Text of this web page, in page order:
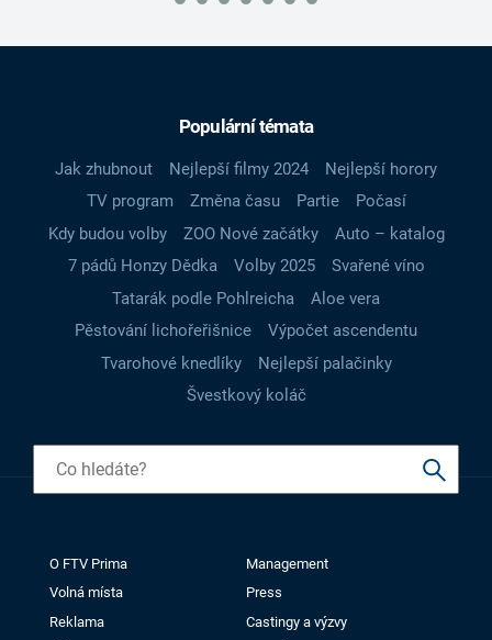
Populární témata
Jak zhubnout Nejlepší filmy 2024
Nejlepší horory
TV program
Změna času Partie
Počasí
Kdy budou volby
ZOO Nové začátky
Auto – katalog
7 pádů Honzy Dědka
Volby 2025
Svařené víno
Tatarák podle Pohlreicha
Aloe vera
Pěstování lichořeřišnice
Výpočet ascendentu
Tvarohové knedlíky
Nejlepší palačinky
Švestkový koláč
O FTV Prima
Management
Volná místa
Press
Reklama
Castingy a výzvy